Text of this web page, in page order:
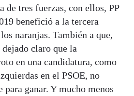
de tres fuerzas, con ellos, PP
benefició a la tercera
naranjas. También a que,
dejado claro que la
en una candidatura, como
en el PSOE, no
para ganar. Y mucho menos